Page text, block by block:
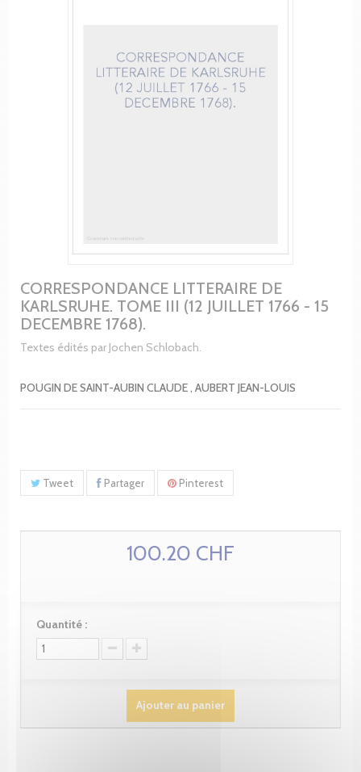
CORRESPONDANCE LITTERAIRE DE
KARLSRUHE. TOME III (12 JUILLET 1766 - 15
DECEMBRE 1768).
Textes édités par Jochen Schlobach.
POUGIN DE SAINT-AUBIN CLAUDE , AUBERT JEAN-LOUIS
Tweet Partager Pinterest
100.20 CHF
Quantité :
Ajouter au panier